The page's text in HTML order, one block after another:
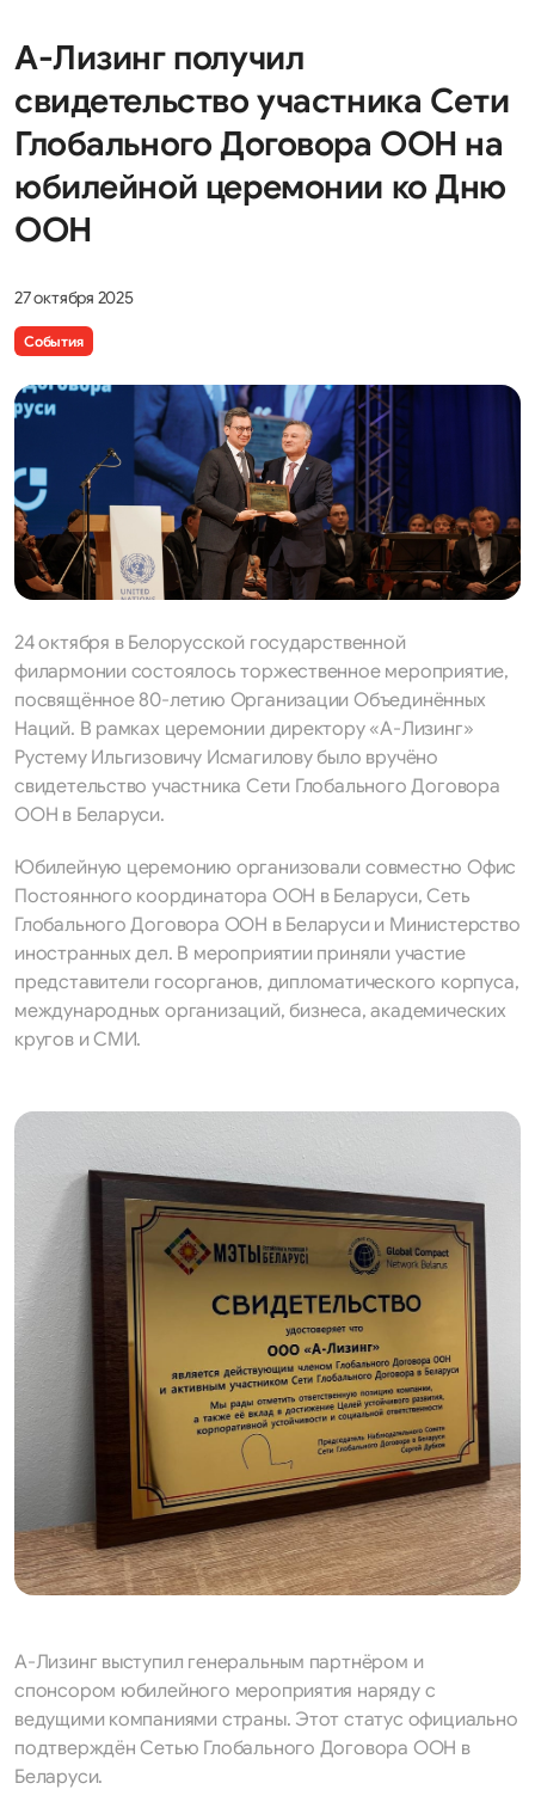
А-Лизинг получил
свидетельство участника Сети
Глобального Договора ООН на
юбилейной церемонии ко Дню
ООН
События
27 октября 2025
24 октября в Белорусской государственной
филармонии состоялось торжественное мероприятие,
посвящённое 80-летию Организации Объединённых
Наций. В рамках церемонии директору «А-Лизинг»
Рустему Ильгизовичу Исмагилову было вручёно
свидетельство участника Сети Глобального Договора
ООН в Беларуси.
Юбилейную церемонию организовали совместно Офис
Постоянного координатора ООН в Беларуси, Сеть
Глобального Договора ООН в Беларуси и Министерство
иностранных дел. В мероприятии приняли участие
представители госорганов, дипломатического корпуса,
международных организаций, бизнеса, академических
кругов и СМИ.
А-Лизинг выступил генеральным партнёром и
спонсором юбилейного мероприятия наряду с
ведущими компаниями страны. Этот статус официально
подтверждён Сетью Глобального Договора ООН в
Беларуси.